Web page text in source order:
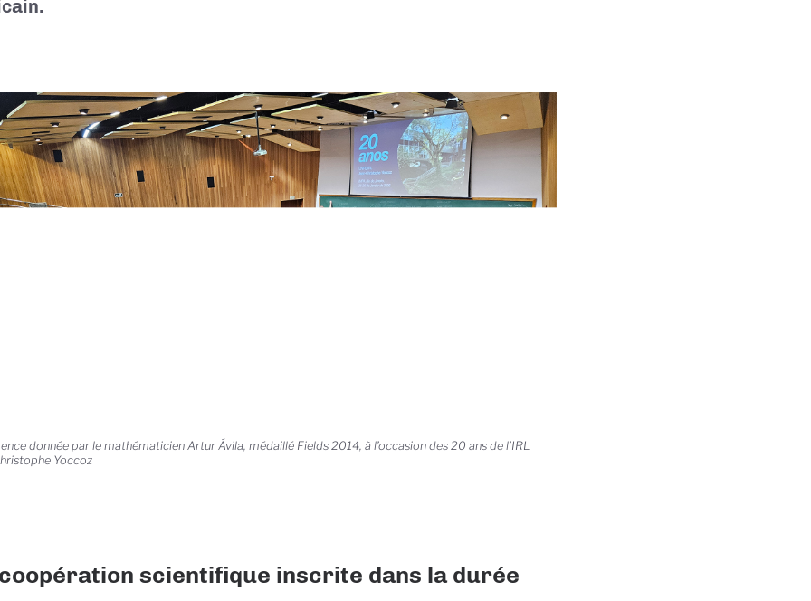
donnée par le mathématicien Artur Ávila, médaillé Fields 2014, à l’occasion des 20 ans de l’IRL
Yoccoz
scientifique inscrite dans la durée